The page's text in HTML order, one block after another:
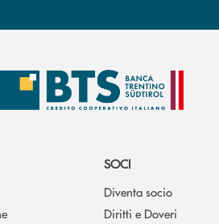
SOCI
Diventa socio
Diritti e Doveri